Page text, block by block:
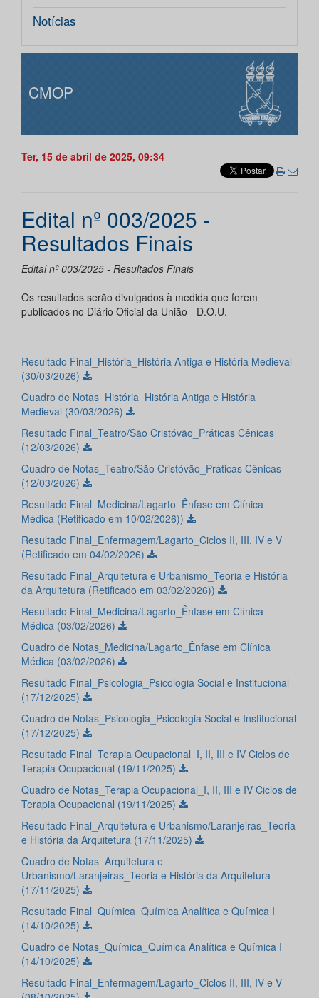
Notícias
CMOP
Ter, 15 de abril de 2025, 09:34
Edital nº 003/2025 -
Resultados Finais
Edital nº 003/2025 - Resultados Finais
Os resultados serão divulgados à medida que forem
publicados no Diário Oficial da União - D.O.U.
Resultado Final_História_História Antiga e História Medieval
(30/03/2026)
Quadro de Notas_História_História Antiga e História
Medieval (30/03/2026)
Resultado Final_Teatro/São Cristóvão_Práticas Cênicas
(12/03/2026)
Quadro de Notas_Teatro/São Cristóvão_Práticas Cênicas
(12/03/2026)
Resultado Final_Medicina/Lagarto_Ênfase em Clínica
Médica (Retificado em 10/02/2026))
Resultado Final_Enfermagem/Lagarto_Ciclos II, III, IV e V
(Retificado em 04/02/2026)
Resultado Final_Arquitetura e Urbanismo_Teoria e História
da Arquitetura (Retificado em 03/02/2026))
Resultado Final_Medicina/Lagarto_Ênfase em Clínica
Médica (03/02/2026)
Quadro de Notas_Medicina/Lagarto_Ênfase em Clínica
Médica (03/02/2026)
Resultado Final_Psicologia_Psicologia Social e Institucional
(17/12/2025)
Quadro de Notas_Psicologia_Psicologia Social e Institucional
(17/12/2025)
Resultado Final_Terapia Ocupacional_I, II, III e IV Ciclos de
Terapia Ocupacional (19/11/2025)
Quadro de Notas_Terapia Ocupacional_I, II, III e IV Ciclos de
Terapia Ocupacional (19/11/2025)
Resultado Final_Arquitetura e Urbanismo/Laranjeiras_Teoria
e História da Arquitetura (17/11/2025)
Quadro de Notas_Arquitetura e
Urbanismo/Laranjeiras_Teoria e História da Arquitetura
(17/11/2025)
Resultado Final_Química_Química Analítica e Química I
(14/10/2025)
Quadro de Notas_Química_Química Analítica e Química I
(14/10/2025)
Resultado Final_Enfermagem/Lagarto_Ciclos II, III, IV e V